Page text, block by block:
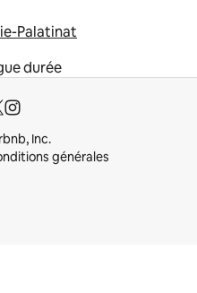
Palatinat
durée
Inc.
générales